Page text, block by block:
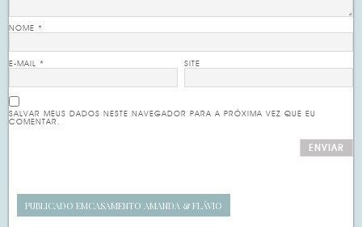
NOME*
E-MAIL* SITE
SALVAR MEUS DADOS NESTE NAVEGADOR PARA A PRÓXIMA VEZ QUE EU
COMENTAR.
PUBLICADO EMCASAMENTO AMANDA & FLÁVIO